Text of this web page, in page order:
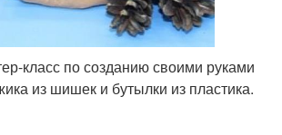
класс по созданию своими руками
из шишек и бутылки из пластика.